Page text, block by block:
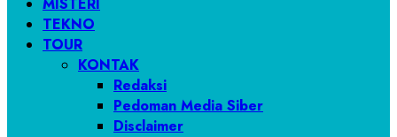
TEKNO
TOUR
KONTAK
Redaksi
Pedoman Media Siber
Disclaimer